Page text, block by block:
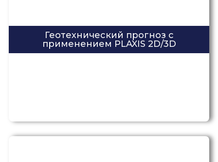
Геотехнический прогноз с
применением PLAXIS 2D/3D